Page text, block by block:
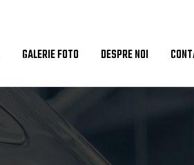
GALERIE FOTO DESPRE NOI